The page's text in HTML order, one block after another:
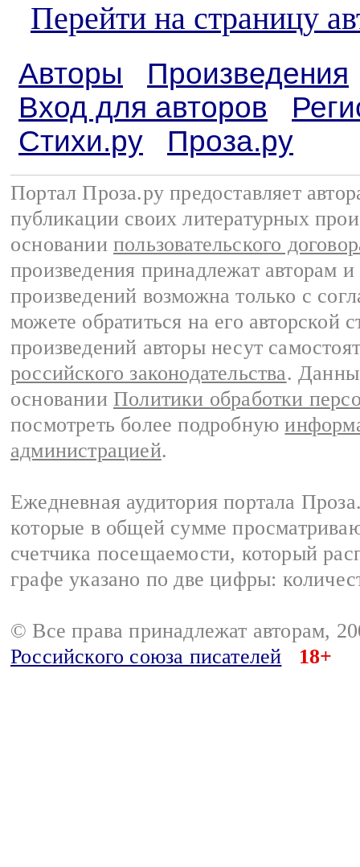
Перейти на страницу
Авторы
Произведения
Вход для авторов
Стихи.ру
Проза.ру
Портал Проза.ру предоставляет
публикации своих литературных
основании пользовательского
произведения принадлежат авторам
произведений возможна только с
можете обратиться на его авторской
произведений авторы несут
российского законодательства.
основании Политики обработки
посмотреть более подробную
администрацией.
Ежедневная аудитория портала
которые в общей сумме
счетчика посещаемости, который
графе указано по две цифры:
© Все права принадлежат авторам,
Российского союза писателей
18+